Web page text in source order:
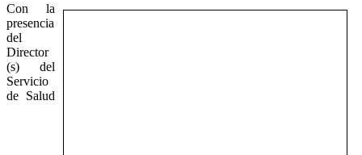
Con la
presencia
del
Director
(s) del
Servicio
de Salud